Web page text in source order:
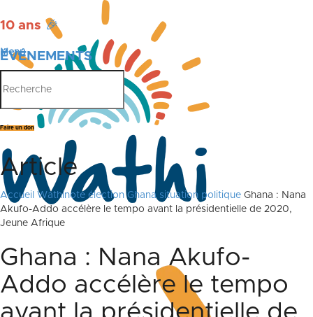
10 ans 🎉
ÉVÉNEMENTS
PUBLICATIONS
Menu
Faire un don
Article
Accueil Wathinote élection Ghana situation politique Ghana : Nana
Akufo-Addo accélère le tempo avant la présidentielle de 2020,
Jeune Afrique
Ghana : Nana Akufo-
Addo accélère le tempo